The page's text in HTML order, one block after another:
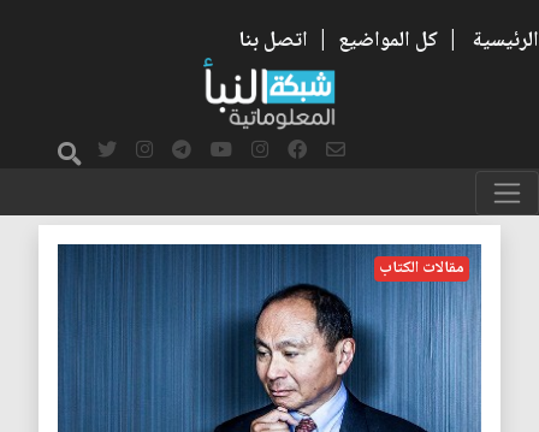
الرئيسية | كل المواضيع | اتصل بنا
الليبرالية
مقالات الكتاب